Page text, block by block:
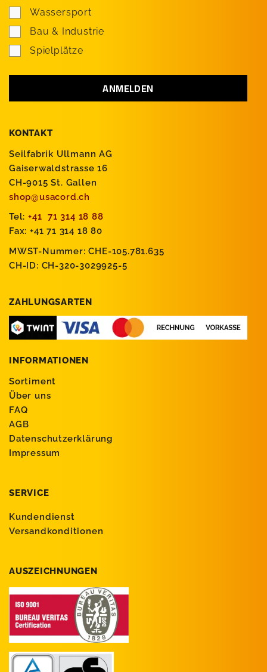
KONTAKT
Seilfabrik Ullmann AG
Gaiserwaldstrasse 16
CH-9015 St. Gallen
shop@usacord.ch
Tel: +41 71 314 18 88
Fax: +41 71 314 18 80
MWST-Nummer: CHE-105.781.635
CH-ID: CH-320-3029925-5
ZAHLUNGSARTEN
INFORMATIONEN
Sortiment
Über uns
FAQ
AGB
Datenschutzerklärung
Impressum
SERVICE
Kundendienst
Versandkonditionen
AUSZEICHNUNGEN
Wassersport
Bau & Industrie
Spielplätze